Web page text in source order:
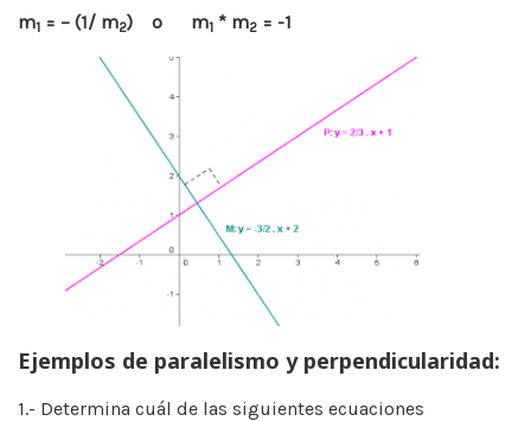
m1 = – (1/ m2) o m1 * m2 = -1
Ejemplos de paralelismo y perpendicularidad:
1.- Determina cuál de las siguientes ecuaciones